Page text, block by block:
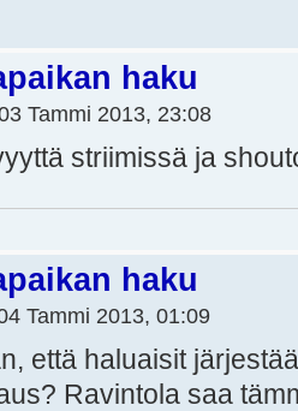
haku
Tammi 2013, 23:08
striimissä ja
haku
Tammi 2013, 01:09
että haluaisit
Ravintola saa